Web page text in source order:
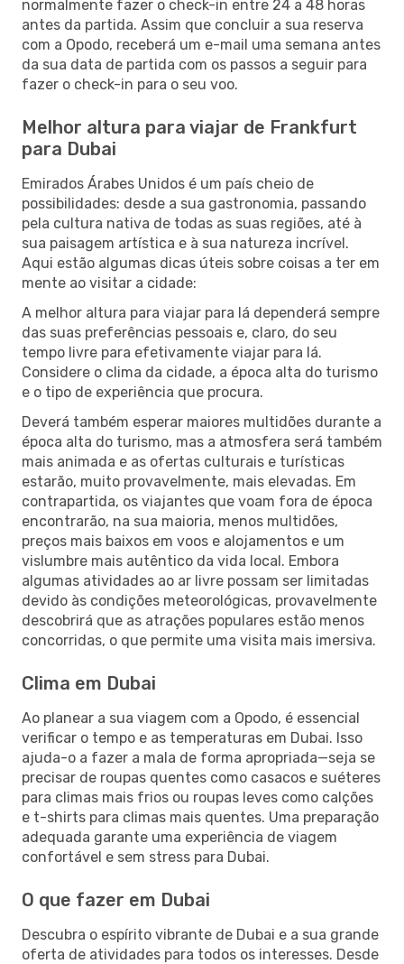
normalmente fazer o check-in entre 24 a 48 horas
antes da partida. Assim que concluir a sua reserva
com a Opodo, receberá um e-mail uma semana antes
da sua data de partida com os passos a seguir para
fazer o check-in para o seu voo.
Melhor altura para viajar de Frankfurt
para Dubai
Emirados Árabes Unidos é um país cheio de
possibilidades: desde a sua gastronomia, passando
pela cultura nativa de todas as suas regiões, até à
sua paisagem artística e à sua natureza incrível.
Aqui estão algumas dicas úteis sobre coisas a ter em
mente ao visitar a cidade:
A melhor altura para viajar para lá dependerá sempre
das suas preferências pessoais e, claro, do seu
tempo livre para efetivamente viajar para lá.
Considere o clima da cidade, a época alta do turismo
e o tipo de experiência que procura.
Deverá também esperar maiores multidões durante a
época alta do turismo, mas a atmosfera será também
mais animada e as ofertas culturais e turísticas
estarão, muito provavelmente, mais elevadas. Em
contrapartida, os viajantes que voam fora de época
encontrarão, na sua maioria, menos multidões,
preços mais baixos em voos e alojamentos e um
vislumbre mais autêntico da vida local. Embora
algumas atividades ao ar livre possam ser limitadas
devido às condições meteorológicas, provavelmente
descobrirá que as atrações populares estão menos
concorridas, o que permite uma visita mais imersiva.
Clima em Dubai
Ao planear a sua viagem com a Opodo, é essencial
verificar o tempo e as temperaturas em Dubai. Isso
ajuda-o a fazer a mala de forma apropriada—seja se
precisar de roupas quentes como casacos e suéteres
para climas mais frios ou roupas leves como calções
e t-shirts para climas mais quentes. Uma preparação
adequada garante uma experiência de viagem
confortável e sem stress para Dubai.
O que fazer em Dubai
Descubra o espírito vibrante de Dubai e a sua grande
oferta de atividades para todos os interesses. Desde